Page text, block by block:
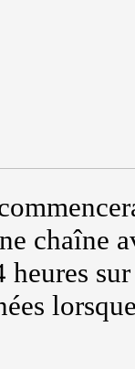
chaîne